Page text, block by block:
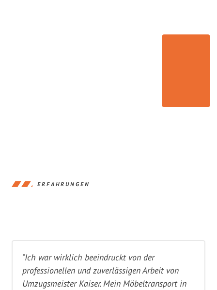
ERFAHRUNGEN
"Ich war wirklich beeindruckt von der
professionellen und zuverlässigen Arbeit von
Umzugsmeister Kaiser. Mein Möbeltransport in